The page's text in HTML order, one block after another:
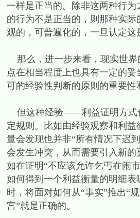
一样是正当的。除非这两种行
的行为不是正当的，则那种实
观的，可普遍化的，一旦认定
那么，进一步来看，现实世界
点在相当程度上也具有一定的
可的经验性判断的原则的重要性
但这种经验——利益证明方式
定规则。比如由经验观察和利
量会发现也并非“所有情况下迟
会发生冲突，从而需要引入新
如在证明“不应该允许乞丐在闹
如何得到一个利益衡量的明细
时，将面对如何从“事实”推出“
宫”就是正确的。